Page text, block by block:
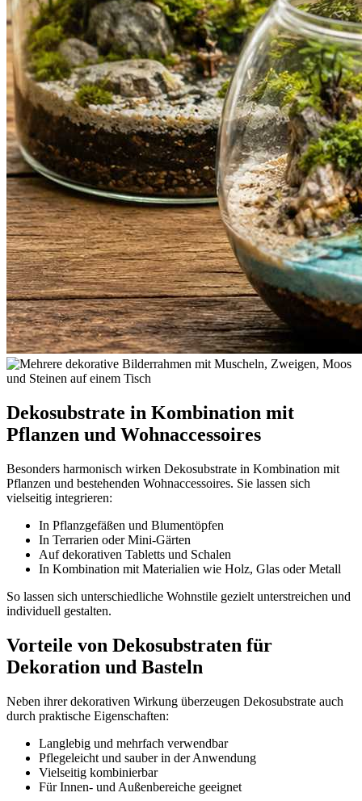
Dekosubstrate in Kombination mit
Pflanzen und Wohnaccessoires
Besonders harmonisch wirken Dekosubstrate in Kombination mit
Pflanzen und bestehenden Wohnaccessoires. Sie lassen sich
vielseitig integrieren:
In Pflanzgefäßen und Blumentöpfen
In Terrarien oder Mini-Gärten
Auf dekorativen Tabletts und Schalen
In Kombination mit Materialien wie Holz, Glas oder Metall
So lassen sich unterschiedliche Wohnstile gezielt unterstreichen und
individuell gestalten.
Vorteile von Dekosubstraten für
Dekoration und Basteln
Neben ihrer dekorativen Wirkung überzeugen Dekosubstrate auch
durch praktische Eigenschaften:
Langlebig und mehrfach verwendbar
Pflegeleicht und sauber in der Anwendung
Vielseitig kombinierbar
Für Innen- und Außenbereiche geeignet